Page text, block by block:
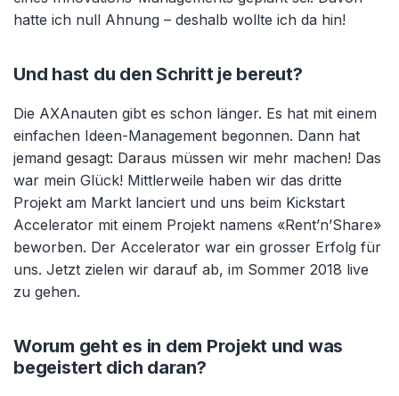
hatte ich null Ahnung – deshalb wollte ich da hin!
Und hast du den Schritt je bereut?
Die AXAnauten gibt es schon länger. Es hat mit einem
einfachen Ideen-Management begonnen. Dann hat
jemand gesagt: Daraus müssen wir mehr machen! Das
war mein Glück! Mittlerweile haben wir das dritte
Projekt am Markt lanciert und uns beim Kickstart
Accelerator mit einem Projekt namens «Rent’n’Share»
beworben. Der Accelerator war ein grosser Erfolg für
uns. Jetzt zielen wir darauf ab, im Sommer 2018 live
zu gehen.
Worum geht es in dem Projekt und was
begeistert dich daran?